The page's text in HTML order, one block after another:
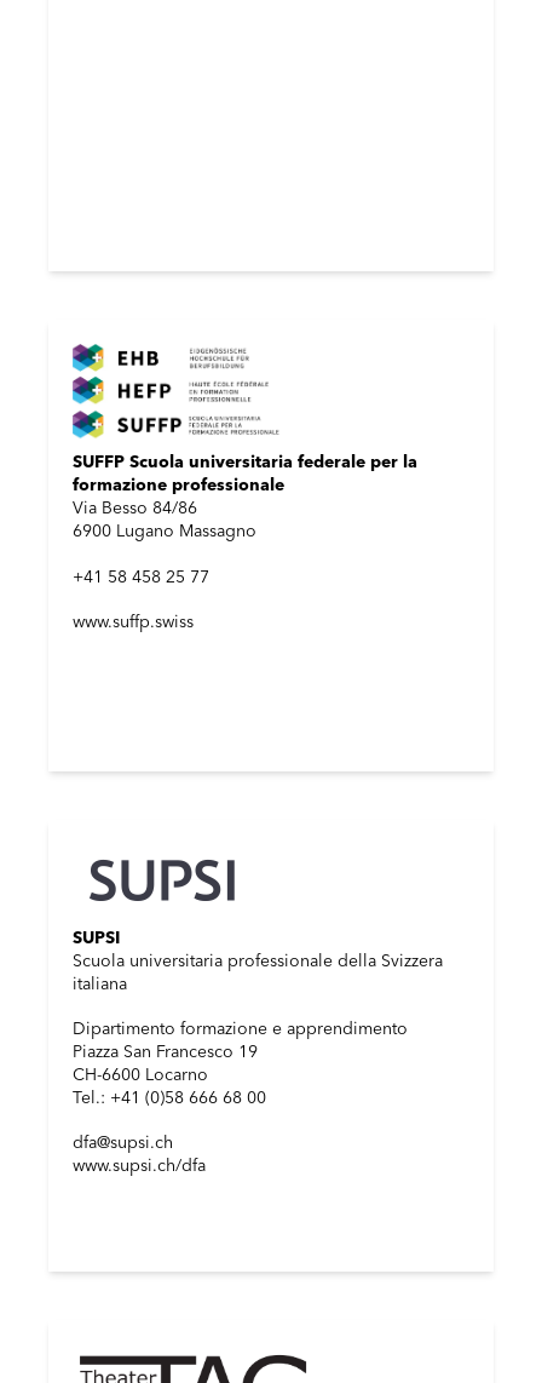
SUFFP Scuola universitaria federale per la
formazione professionale
Via Besso 84/86
6900 Lugano Massagno
+41 58 458 25 77
www.suffp.swiss
SUPSI
Scuola universitaria professionale della Svizzera
italiana
Dipartimento formazione e apprendimento
Piazza San Francesco 19
CH-6600 Locarno
Tel.: +41 (0)58 666 68 00
dfa@supsi.ch
www.supsi.ch/dfa